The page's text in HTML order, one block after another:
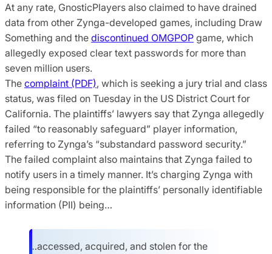
At any rate, GnosticPlayers also claimed to have drained
data from other Zynga-developed games, including Draw
Something and the discontinued OMGPOP game, which
allegedly exposed clear text passwords for more than
seven million users.
The complaint (PDF), which is seeking a jury trial and class
status, was filed on Tuesday in the US District Court for
California. The plaintiffs’ lawyers say that Zynga allegedly
failed “to reasonably safeguard” player information,
referring to Zynga’s “substandard password security.”
The failed complaint also maintains that Zynga failed to
notify users in a timely manner. It’s charging Zynga with
being responsible for the plaintiffs’ personally identifiable
information (PII) being…
…accessed, acquired, and stolen for the